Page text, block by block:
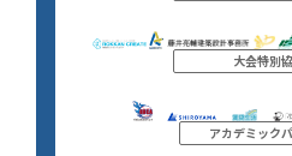
大会特別
アカデミック